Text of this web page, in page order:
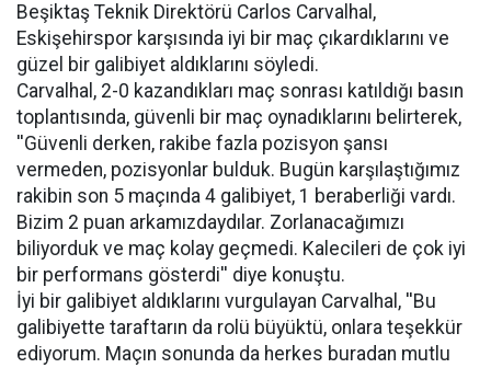
Beşiktaş Teknik Direktörü Carlos Carvalhal,
Eskişehirspor karşısında iyi bir maç çıkardıklarını ve
güzel bir galibiyet aldıklarını söyledi.
Carvalhal, 2-0 kazandıkları maç sonrası katıldığı basın
toplantısında, güvenli bir maç oynadıklarını belirterek,
''Güvenli derken, rakibe fazla pozisyon şansı
vermeden, pozisyonlar bulduk. Bugün karşılaştığımız
rakibin son 5 maçında 4 galibiyet, 1 beraberliği vardı.
Bizim 2 puan arkamızdaydılar. Zorlanacağımızı
biliyorduk ve maç kolay geçmedi. Kalecileri de çok iyi
bir performans gösterdi'' diye konuştu.
İyi bir galibiyet aldıklarını vurgulayan Carvalhal, ''Bu
galibiyette taraftarın da rolü büyüktü, onlara teşekkür
ediyorum. Maçın sonunda da herkes buradan mutlu